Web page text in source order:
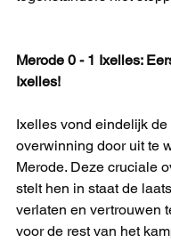
Merode 0 - 1 Ixelles:
Ixelles!
Ixelles vond eindelijk
overwinning door uit te
Merode. Deze cruciale
stelt hen in staat de
verlaten en vertrouwen
voor de rest van het